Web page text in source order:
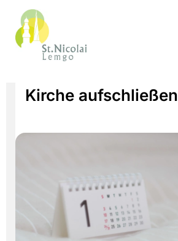
Kirche aufschließen